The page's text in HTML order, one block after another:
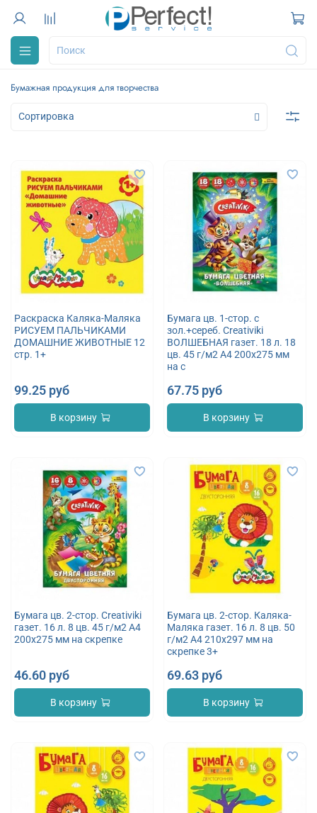
Бумажная продукция для творчества
Раскраска Каляка-Маляка
РИСУЕМ ПАЛЬЧИКАМИ
ДОМАШНИЕ ЖИВОТНЫЕ 12
стр. 1+
99.25 руб
В корзину
Бумага цв. 1-стор. с
зол.+сереб. Creativiki
ВОЛШЕБНАЯ газет. 18 л. 18
цв. 45 г/м2 А4 200х275 мм
на с
67.75 руб
В корзину
Бумага цв. 2-стор. Creativiki
газет. 16 л. 8 цв. 45 г/м2 А4
200х275 мм на скрепке
46.60 руб
В корзину
Бумага цв. 2-стор. Каляка-
Маляка газет. 16 л. 8 цв. 50
г/м2 А4 210х297 мм на
скрепке 3+
69.63 руб
В корзину